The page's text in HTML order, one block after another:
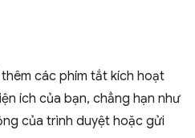
các phím tắt kích hoạt
ích của bạn, chẳng hạn như
của trình duyệt hoặc gửi